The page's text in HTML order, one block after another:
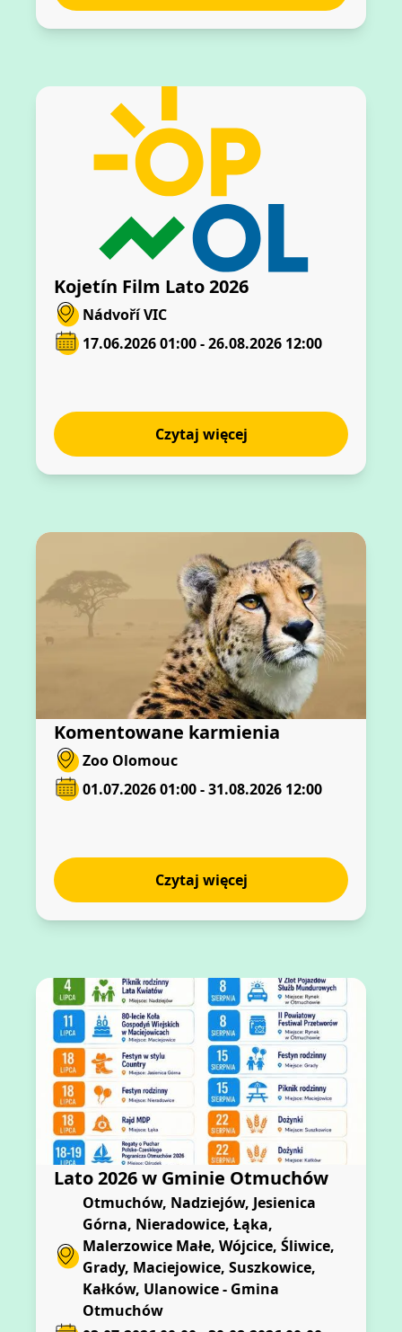
Kojetín Film Lato 2026
Nádvoří VIC
17.06.2026 01:00 - 26.08.2026 12:00
Czytaj więcej
Komentowane karmienia
Zoo Olomouc
01.07.2026 01:00 - 31.08.2026 12:00
Czytaj więcej
Lato 2026 w Gminie Otmuchów
Otmuchów, Nadziejów, Jesienica
Górna, Nieradowice, Łąka,
Malerzowice Małe, Wójcice, Śliwice,
Grady, Maciejowice, Suszkowice,
Kałków, Ulanowice - Gmina
Otmuchów